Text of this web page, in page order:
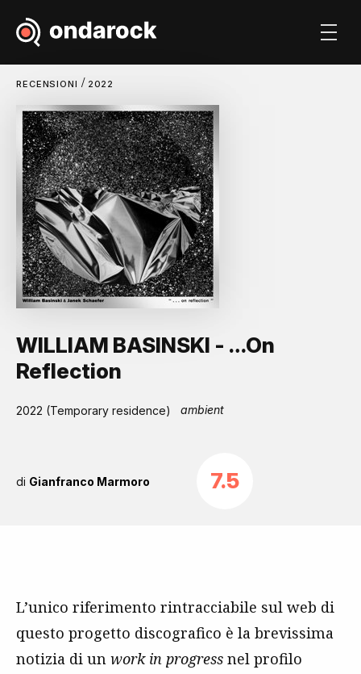
RECENSIONI / 2022
WILLIAM BASINSKI - …On
Reflection
2022 (Temporary residence) ambient
di Gianfranco Marmoro 7.5
L’unico riferimento rintracciabile sul web di
questo progetto discografico è la brevissima
notizia di un work in progress nel profilo